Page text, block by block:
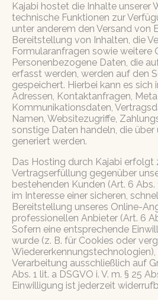
Kajabi hostet die Inhalte unserer
technische Funktionen zur
unter anderem den Versand von
Bereitstellung von Inhalten, die
Formularanfragen sowie weitere
Personenbezogene Daten, die
erfasst werden, werden auf den
gespeichert. Hierbei kann es sich
Adressen, Kontaktanfragen,
Kommunikationsdaten,
Namen, Websitezugriffe,
sonstige Daten handeln, die über
generiert werden.
Das Hosting durch Kajabi
Vertragserfüllung gegenüber
bestehenden Kunden (Art. 6 Abs.
im Interesse einer sicheren,
Bereitstellung unseres Online-
professionellen Anbieter (Art. 6
Sofern eine entsprechende
wurde (z. B. für Cookies oder
Verarbeitung ausschließlich auf
Abs. 1 lit. a DSGVO i. V. m. § 25
Einwilligung ist jederzeit